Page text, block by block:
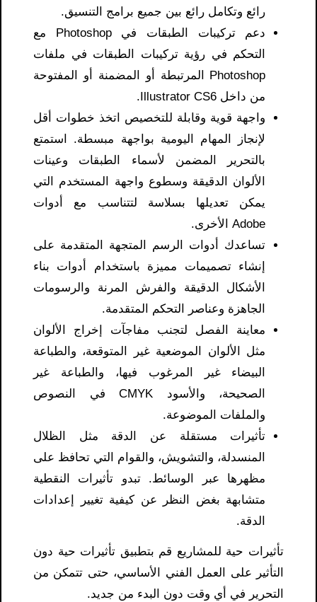
رائع وتكامل رائع بين جميع برامج التنسيق.
دعم تركيبات الطبقات في Photoshop مع
التحكم في رؤية تركيبات الطبقات في ملفات
Photoshop المرتبطة أو المضمنة أو المفتوحة
من داخل Illustrator CS6.
واجهة قوية وقابلة للتخصيص اتخذ خطوات أقل
لإنجاز المهام اليومية بواجهة مبسطة. استمتع
بالتحرير المضمن لأسماء الطبقات وعينات
الألوان الدقيقة وسطوع واجهة المستخدم التي
يمكن تعديلها بسلاسة لتتناسب مع أدوات
Adobe الأخرى.
تساعدك أدوات الرسم المتجهة المتقدمة على
إنشاء تصميمات مميزة باستخدام أدوات بناء
الأشكال الدقيقة والفرش المرنة والرسومات
الجاهزة وعناصر التحكم المتقدمة.
معاينة الفصل لتجنب مفاجآت إخراج الألوان
مثل الألوان الموضعية غير المتوقعة، والطباعة
البيضاء غير المرغوب فيها، والطباعة غير
الصحيحة، والأسود CMYK في النصوص
والملفات الموضوعة.
تأثيرات مستقلة عن الدقة مثل الظلال
المنسدلة، والتشويش، والقوام التي تحافظ على
مظهرها عبر الوسائط. تبدو تأثيرات النقطية
متشابهة بغض النظر عن كيفية تغيير إعدادات
الدقة.
تأثيرات حية للمشاريع قم بتطبيق تأثيرات حية دون
التأثير على العمل الفني الأساسي، حتى تتمكن من
التحرير في أي وقت دون البدء من جديد.